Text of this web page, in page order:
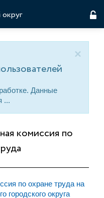
×
Данные
...
комиссия по
по охране труда на
городского округа